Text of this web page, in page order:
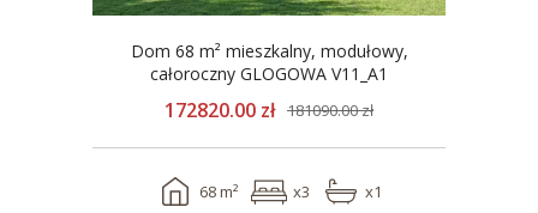
Dom 68 m² mieszkalny, modułowy,
całoroczny GLOGOWA V11_A1
172820.00 zł 181090.00 zł
68 m² x3 x1